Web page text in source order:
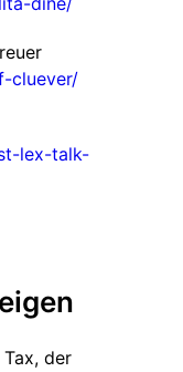
cluever/
lex-talk-
der